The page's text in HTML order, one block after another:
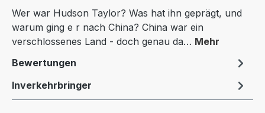
Wer war Hudson Taylor? Was hat ihn geprägt, und
warum ging e r nach China? China war ein
verschlossenes Land - doch genau da… Mehr
Bewertungen
Inverkehrbringer